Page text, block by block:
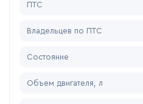
ПТС
Владельцев по ПТС
Состояние
Объем двигателя, л